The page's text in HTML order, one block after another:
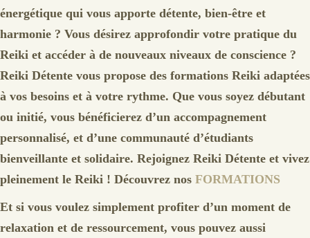
énergétique qui vous apporte détente, bien-être et
harmonie ? Vous désirez approfondir votre pratique du
Reiki et accéder à de nouveaux niveaux de conscience ?
Reiki Détente vous propose des formations Reiki adaptées
à vos besoins et à votre rythme. Que vous soyez débutant
ou initié, vous bénéficierez d’un accompagnement
personnalisé, et d’une communauté d’étudiants
bienveillante et solidaire. Rejoignez Reiki Détente et vivez
pleinement le Reiki ! Découvrez nos FORMATIONS
Et si vous voulez simplement profiter d’un moment de
relaxation et de ressourcement, vous pouvez aussi